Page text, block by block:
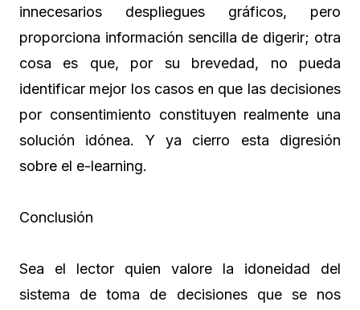
innecesarios despliegues gráficos, pero
proporciona información sencilla de digerir; otra
cosa es que, por su brevedad, no pueda
identificar mejor los casos en que las decisiones
por consentimiento constituyen realmente una
solución idónea. Y ya cierro esta digresión
sobre el e-learning.
Conclusión
Sea el lector quien valore la idoneidad del
sistema de toma de decisiones que se nos